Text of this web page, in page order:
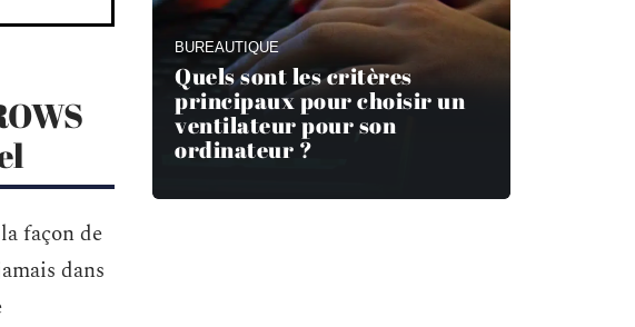
façon de
dans
BUREAUTIQUE
Quels sont les critères
principaux pour choisir un
ventilateur pour son
ordinateur ?